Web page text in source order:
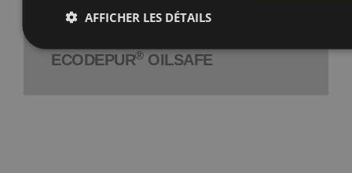
Confinement et stockage des
ECODEPUR®OILSAFE
AFFICHER LES DÉTAILS